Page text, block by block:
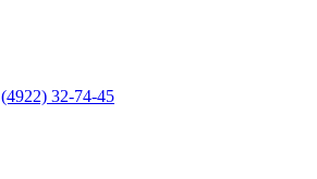
(4922) 32-74-45